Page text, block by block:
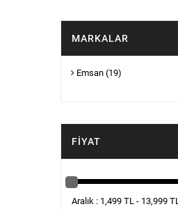
MARKALAR
Emsan (19)
FIYAT
Aralık : 1,499 TL - 13,999 TL